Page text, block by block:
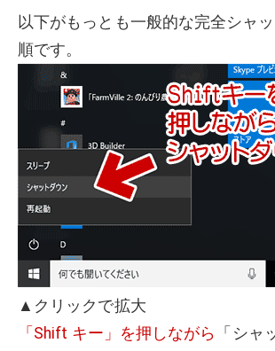
以下がもっとも一般的な完全シャ
順です。
▲クリックで拡大
「Shift キー」を押しながら 「シャ